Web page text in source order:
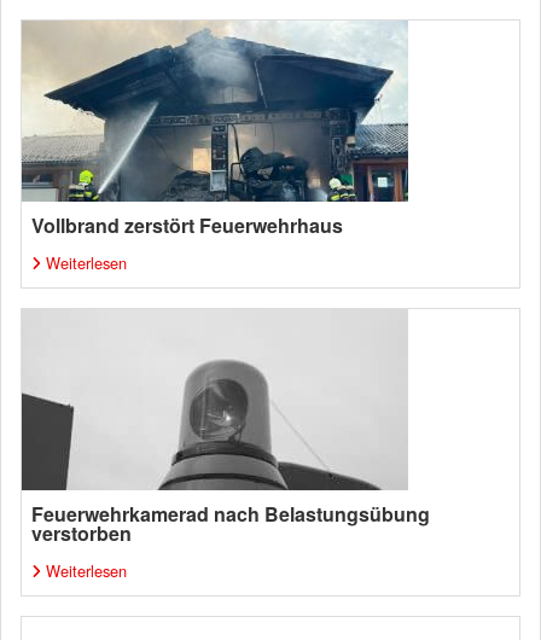
Vollbrand zerstört Feuerwehrhaus
Weiterlesen
Feuerwehrkamerad nach Belastungsübung
verstorben
Weiterlesen